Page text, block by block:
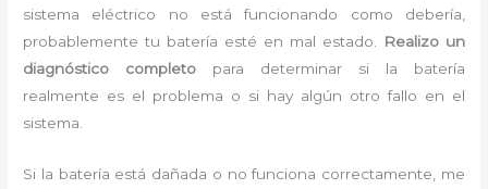
sistema eléctrico no está funcionando como debería,
probablemente tu batería esté en mal estado.
Realizo un
diagnóstico completo para determinar si la batería
realmente es el problema o si hay algún otro fallo en el
sistema.
Si la batería está dañada o no funciona correctamente, me